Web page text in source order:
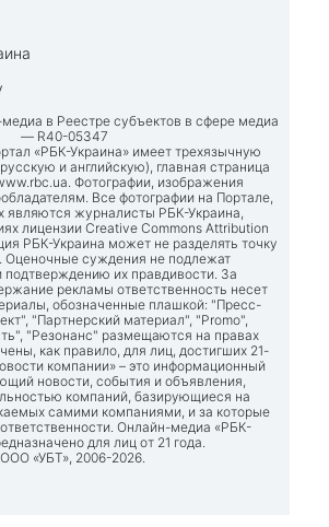
в Реестре субъектов в сфере медиа
— R40-05347
«РБК-Украина» имеет трехязычную
и английскую), главная страница
. Фотографии, изображения
Все фотографии на Портале,
являются журналисты РБК-Украина,
лицензии Creative Commons Attribution
РБК-Украина может не разделять точку
Оценочные суждения не подлежат
их правдивости. За
рекламы ответственность несет
обозначенные плашкой: "Пресс-
"Партнерский материал", "Promo",
"Резонанс" размещаются на правах
как правило, для лиц, достигших 21-
компании» – это информационный
новости, события и объявления,
компаний, базирующиеся на
самими компаниями, и за которые
Онлайн-медиа «РБК-
для лиц от 21 года.
«УБТ», 2006-2026.